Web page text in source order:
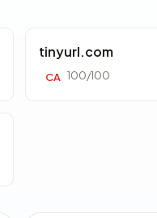
tinyurl.com
CA 100/100